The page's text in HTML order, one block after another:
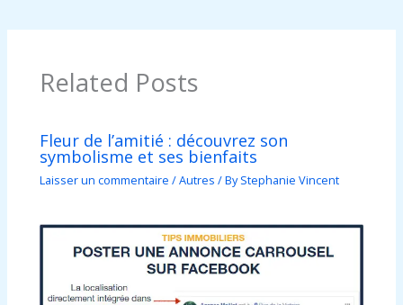
Related Posts
Fleur de l’amitié : découvrez son
symbolisme et ses bienfaits
Laisser un commentaire /Autres / ByStephanie Vincent